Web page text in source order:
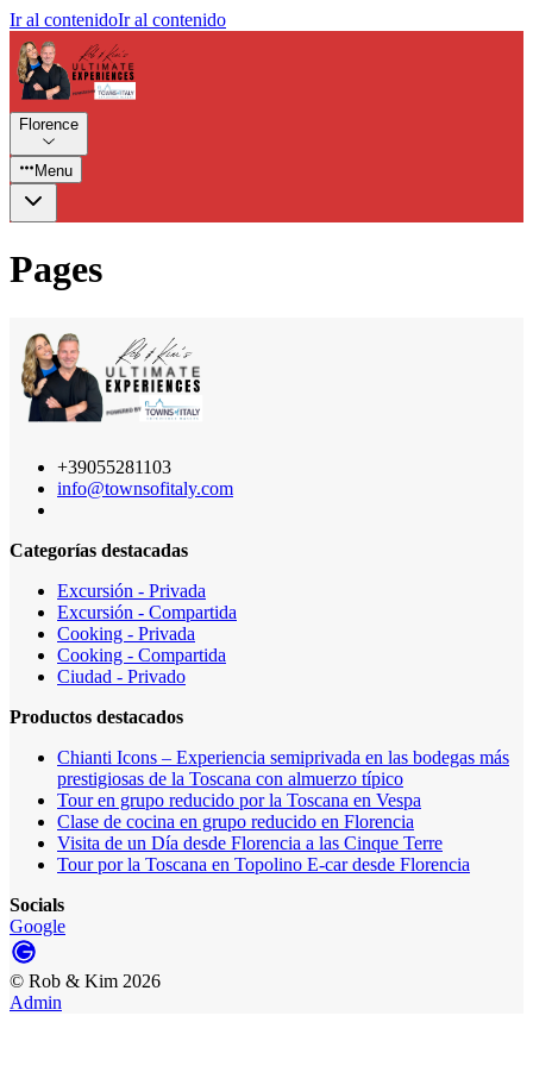
Ir al contenidoIr al contenido
Florence
Menu
Pages
+39055281103
info@townsofitaly.com
Categorías destacadas
Excursión - Privada
Excursión - Compartida
Cooking - Privada
Cooking - Compartida
Ciudad - Privado
Productos destacados
Chianti Icons – Experiencia semiprivada en las bodegas más
prestigiosas de la Toscana con almuerzo típico
Tour en grupo reducido por la Toscana en Vespa
Clase de cocina en grupo reducido en Florencia
Visita de un Día desde Florencia a las Cinque Terre
Tour por la Toscana en Topolino E-car desde Florencia
Socials
Google
© Rob & Kim 2026
Admin